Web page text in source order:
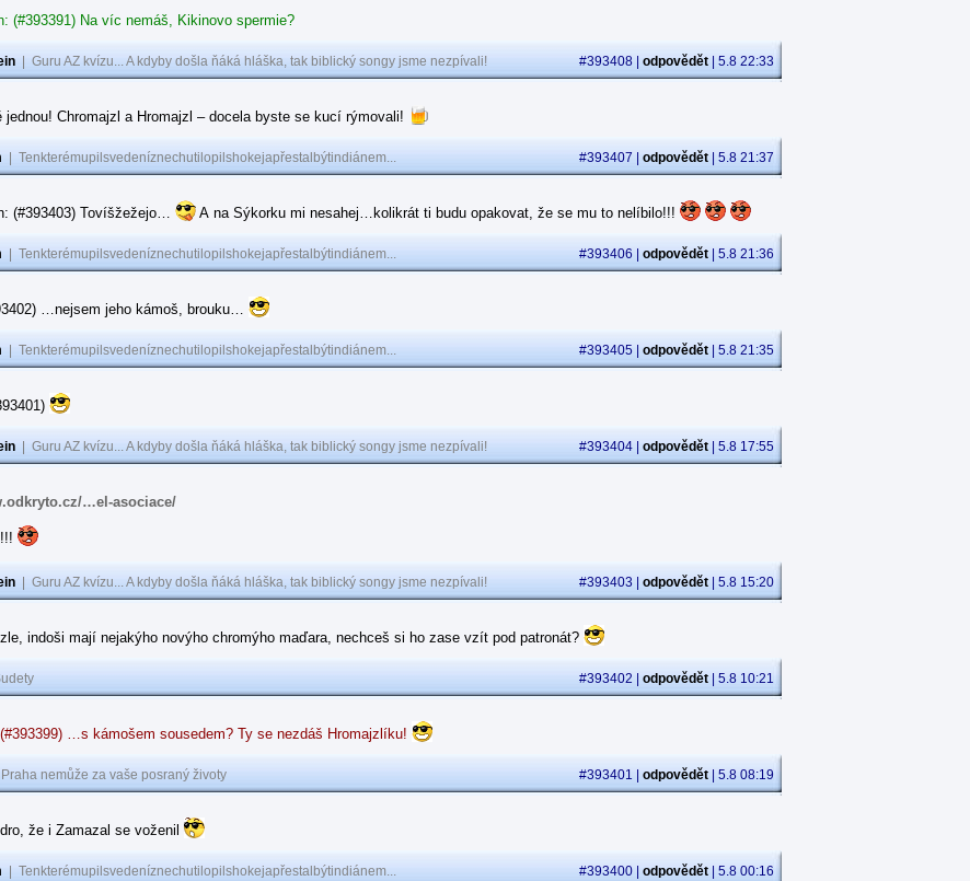
(#393391) Na víc nemáš, Kikinovo spermie?
Guru AZ kvízu... A kdyby došla ňáká hláška, tak biblický songy jsme nezpívali! #393408 | odpovědět | 5.8 22:33
jednou! Chromajzl a Hromajzl – docela byste se kucí rýmovali!
Tenkterémupilsvedeníznechutilopilshokejapřestalbýtindiánem... #393407 | odpovědět | 5.8 21:37
(#393403) Tovíšžežejo… A na Sýkorku mi nesahej…kolikrát ti budu opakovat, že se mu to nelíbilo!!!
Tenkterémupilsvedeníznechutilopilshokejapřestalbýtindiánem... #393406 | odpovědět | 5.8 21:36
…nejsem jeho kámoš, brouku…
Tenkterémupilsvedeníznechutilopilshokejapřestalbýtindiánem... #393405 | odpovědět | 5.8 21:35
Guru AZ kvízu... A kdyby došla ňáká hláška, tak biblický songy jsme nezpívali! #393404 | odpovědět | 5.8 17:55
…el-asociace/
Guru AZ kvízu... A kdyby došla ňáká hláška, tak biblický songy jsme nezpívali! #393403 | odpovědět | 5.8 15:20
indoši mají nejakýho novýho chromýho maďara, nechceš si ho zase vzít pod patronát?
#393402 | odpovědět | 5.8 10:21
…s kámošem sousedem? Ty se nezdáš Hromajzlíku!
Praha nemůže za vaše posraný životy #393401 | odpovědět | 5.8 08:19
že i Zamazal se voženil
Tenkterémupilsvedeníznechutilopilshokejapřestalbýtindiánem... #393400 | odpovědět | 5.8 00:16